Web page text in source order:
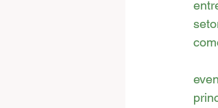
A REDI, articulada com seus pares, protagonizou o processo de